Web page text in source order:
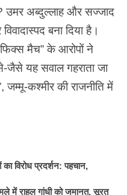
उमर अब्दुल्लाह और सज्जाद
बना दिया है।
मैच” के आरोपों ने
जैसे यह सवाल गहराता जा
जम्मू-कश्मीर की राजनीति में
विरोध प्रदर्शन: पहचान,
में राहुल गांधी को जमानत, सूरत